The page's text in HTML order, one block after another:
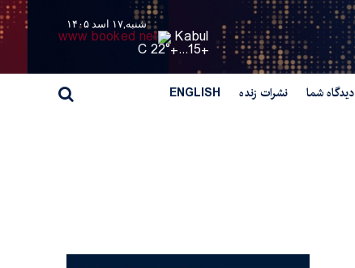
شنبه,۱۷ اسد ۱۴۰۵
Kabul
+
15...
+
22° C
دیدگاه شما نشرات زنده ENGLISH